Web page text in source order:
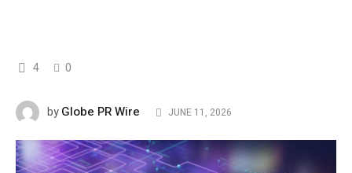
4 0
byGlobe PR Wire JUNE 11, 2026